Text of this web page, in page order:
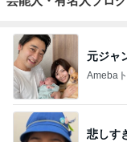
元ジャ
Ameba
悲しす